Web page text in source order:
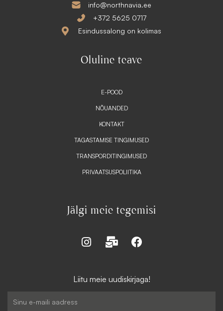
info@northnavia.ee
+372 5625 0717
Esindussalong on kolimas
Oluline teave
E-POOD
NÕUANDED
KONTAKT
TAGASTAMISE TINGIMUSED
TRANSPORDITINGIMUSED
PRIVAATSUSPOLIITIKA
Jälgi meie tegemisi
I
a
M
-
F
b
Liitu meie uudiskirjaga!